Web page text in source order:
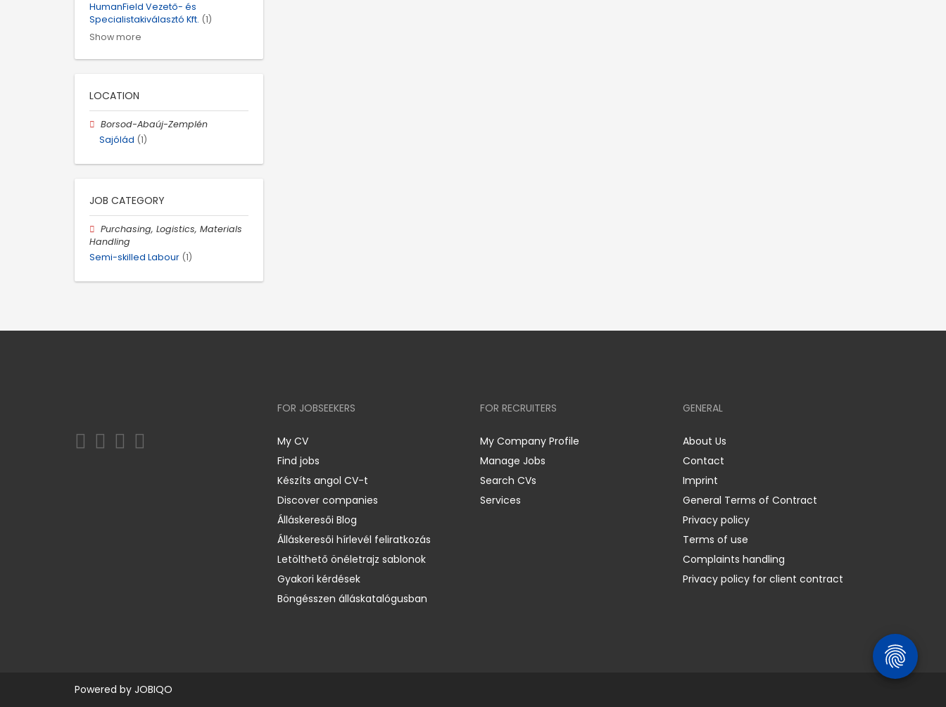
HumanField Vezető- és
Specialistakiválasztó Kft. (1)
Show more
LOCATION
Borsod-Abaúj-Zemplén
Sajólád (1)
JOB CATEGORY
Purchasing, Logistics, Materials
Handling
Semi-skilled Labour (1)
FOR JOBSEEKERS
My CV
Find jobs
Készíts angol CV-t
Discover companies
Álláskeresői Blog
Álláskeresői hírlevél feliratkozás
Letölthető önéletrajz sablonok
Gyakori kérdések
Böngésszen álláskatalógusban
FOR RECRUITERS
My Company Profile
Manage Jobs
Search CVs
Services
GENERAL
About Us
Contact
Imprint
General Terms of Contract
Privacy policy
Terms of use
Complaints handling
Privacy policy for client contract
Powered by JOBIQO